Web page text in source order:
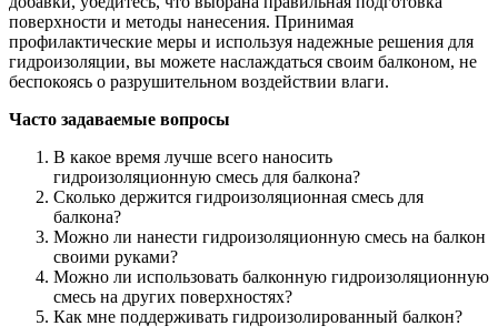
поверхности и методы нанесения. Принимая
профилактические меры и используя надежные решения для
гидроизоляции, вы можете наслаждаться своим балконом, не
беспокоясь о разрушительном воздействии влаги.
Часто задаваемые вопросы
В какое время лучше всего наносить
гидроизоляционную смесь для балкона?
Сколько держится гидроизоляционная смесь для
балкона?
Можно ли нанести гидроизоляционную смесь на балкон
своими руками?
Можно ли использовать балконную гидроизоляционную
смесь на других поверхностях?
Как мне поддерживать гидроизолированный балкон?